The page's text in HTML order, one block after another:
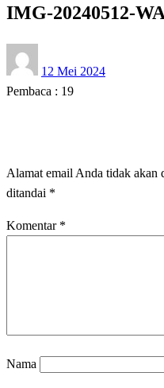
IMG-20240512-
on
12 Mei 2024
Pembaca : 19
Alamat email Anda tidak akan
ditandai *
Komentar *
Nama